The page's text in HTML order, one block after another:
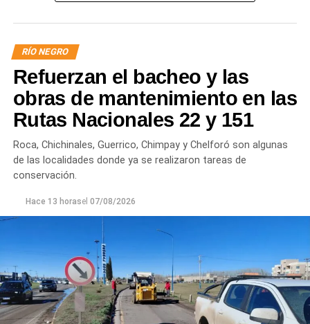
trabaja para sostener la producción de agua potable.
Por otra parte, en Gral. E. Godoy se registran valores de
turbiedad cercanos a 80 NTU, mientras que en
Chichinales rondan los 10 NTU. En ambos casos, las
plantas continúan funcionando con monitoreo
permanente.
Los equipos técnicos de Aguas Rionegrinas mantienen
un seguimiento constante de la evolución de la turbiedad
con las condiciones que presenta el río.
RÍO NEGRO
Refuerzan el bacheo y las
obras de mantenimiento en las
Rutas Nacionales 22 y 151
Roca, Chichinales, Guerrico, Chimpay y Chelforó son algunas
de las localidades donde ya se realizaron tareas de
conservación.
Hace 13 horasel 07/08/2026